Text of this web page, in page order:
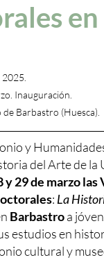
Inauguración.
Barbastro (Huesca).
y
del Arte de la
y 29 de marzo las
: La
Barbastroa
estudios en
cultural y